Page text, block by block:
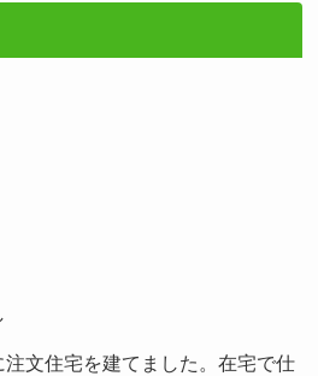
文住宅を建てました。在宅で仕